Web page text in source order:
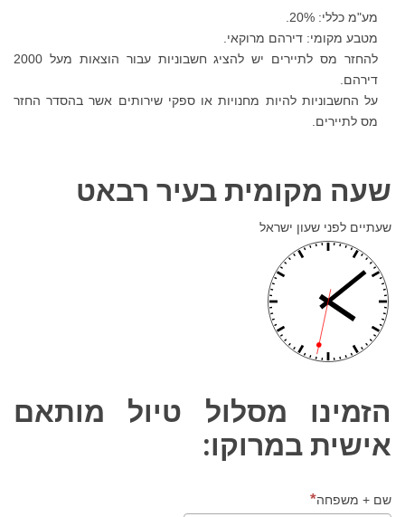
מע"מ כללי: 20%.
מטבע מקומי: דירהם מרוקאי.
להחזר מס לתיירים יש להציג חשבוניות עבור הוצאות מעל 2000
דירהם.
על החשבוניות להיות מחנויות או ספקי שירותים אשר בהסדר החזר
מס לתיירים.
שעה מקומית בעיר רבאט
שעתיים לפני שעון ישראל
הזמינו מסלול טיול מותאם
אישית במרוקו:
שם + משפחה